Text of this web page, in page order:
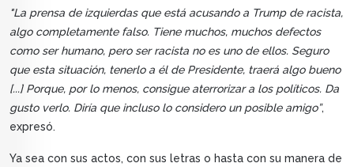
"La prensa de izquierdas que está acusando a Trump de racista,
algo completamente falso. Tiene muchos, muchos defectos
como ser humano, pero ser racista no es uno de ellos. Seguro
que esta situación, tenerlo a él de Presidente, traerá algo bueno
[...] Porque, por lo menos, consigue aterrorizar a los políticos. Da
gusto verlo. Diría que incluso lo considero un posible amigo”,
expresó.
Ya sea con sus actos, con sus letras o hasta con su manera de